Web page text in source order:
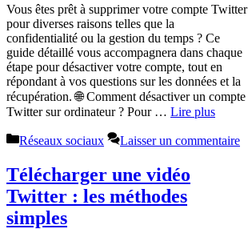
Vous êtes prêt à supprimer votre compte Twitter
pour diverses raisons telles que la
confidentialité ou la gestion du temps ? Ce
guide détaillé vous accompagnera dans chaque
étape pour désactiver votre compte, tout en
répondant à vos questions sur les données et la
récupération. 🌐 Comment désactiver un compte
Twitter sur ordinateur ? Pour … Lire plus
Catégories
Réseaux sociaux Laisser un commentaire
Télécharger une vidéo
Twitter : les méthodes
simples